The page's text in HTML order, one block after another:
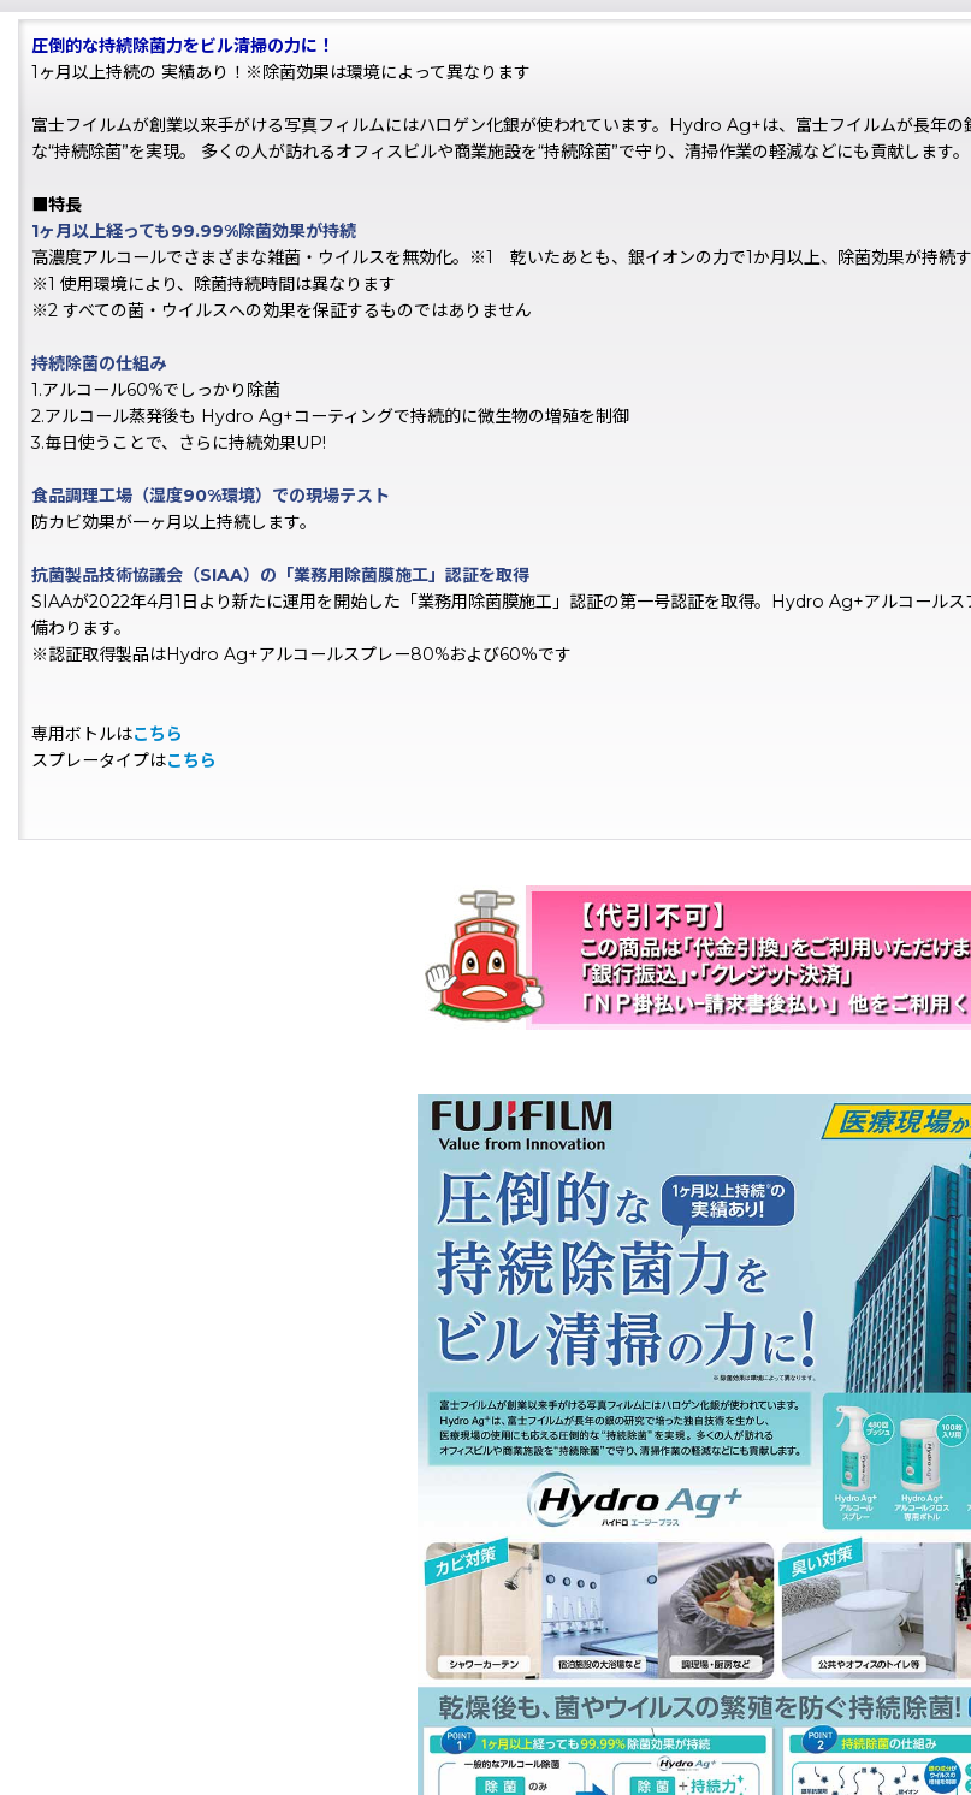
圧倒的な持続除菌力をビル清掃の力に！
1ヶ月以上持続の 実績あり！※除菌効果は環境によって異なります
富士フイルムが創業以来手がける写真フィルムにはハロゲン化銀が使われています。Hydro Ag+は、富士フイルムが長年
な“持続除菌”を実現。 多くの人が訪れるオフィスビルや商業施設を“持続除菌”で守り、清掃作業の軽減などにも貢献します。
■特長
1ヶ月以上経っても99.99%除菌効果が持続
高濃度アルコールでさまざまな雑菌・ウイルスを無効化。※1 乾いたあとも、銀イオンの力で1か月以上、除菌効果が持続
※1 使用環境により、除菌持続時間は異なります
※2 すべての菌・ウイルスへの効果を保証するものではありません
持続除菌の仕組み
1.アルコール60%でしっかり除菌
2.アルコール蒸発後も Hydro Ag+コーティングで持続的に微生物の増殖を制御
3.毎日使うことで、さらに持続効果UP!
食品調理工場（湿度90%環境）での現場テスト
防カビ効果が一ヶ月以上持続します。
抗菌製品技術協議会（SIAA）の「業務用除菌膜施工」認証を取得
SIAAが2022年4月1日より新たに運用を開始した「業務用除菌膜施工」認証の第一号認証を取得。Hydro Ag+アルコール
備わります。
※認証取得製品はHydro Ag+アルコールスプレー80%および60％です
専用ボトルはこちら
スプレータイプはこちら